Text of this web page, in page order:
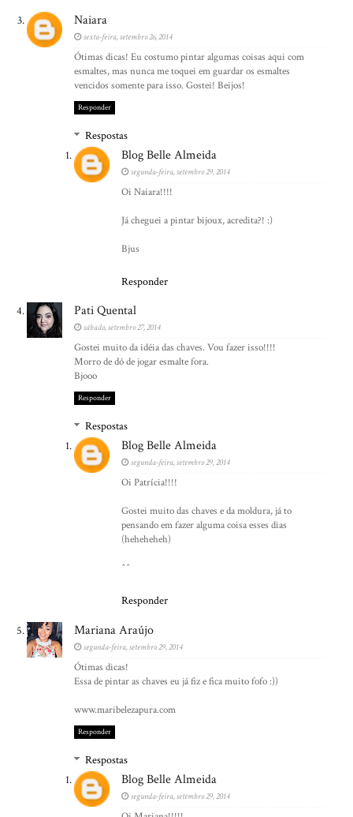
Naiara
sexta-feira, setembro 26, 2014
Ótimas dicas! Eu costumo pintar algumas coisas aqui com
esmaltes, mas nunca me toquei em guardar os esmaltes
vencidos somente para isso. Gostei! Beijos!
Responder
Respostas
Blog Belle Almeida
segunda-feira, setembro 29, 2014
Oi Naiara!!!!
Já cheguei a pintar bijoux, acredita?! :)
Bjus
Responder
Pati Quental
sábado, setembro 27, 2014
Gostei muito da idéia das chaves. Vou fazer isso!!!!
Morro de dó de jogar esmalte fora.
Bjooo
Responder
Respostas
Blog Belle Almeida
segunda-feira, setembro 29, 2014
Oi Patrícia!!!!
Gostei muito das chaves e da moldura, já to
pensando em fazer alguma coisa esses dias
(heheheheh)
^^
Responder
Mariana Araújo
segunda-feira, setembro 29, 2014
Ótimas dicas!
Essa de pintar as chaves eu já fiz e fica muito fofo :))
www.maribelezapura.com
Responder
Respostas
Blog Belle Almeida
segunda-feira, setembro 29, 2014